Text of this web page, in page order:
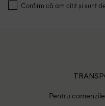
Confirm că am citit și sunt
Pentru